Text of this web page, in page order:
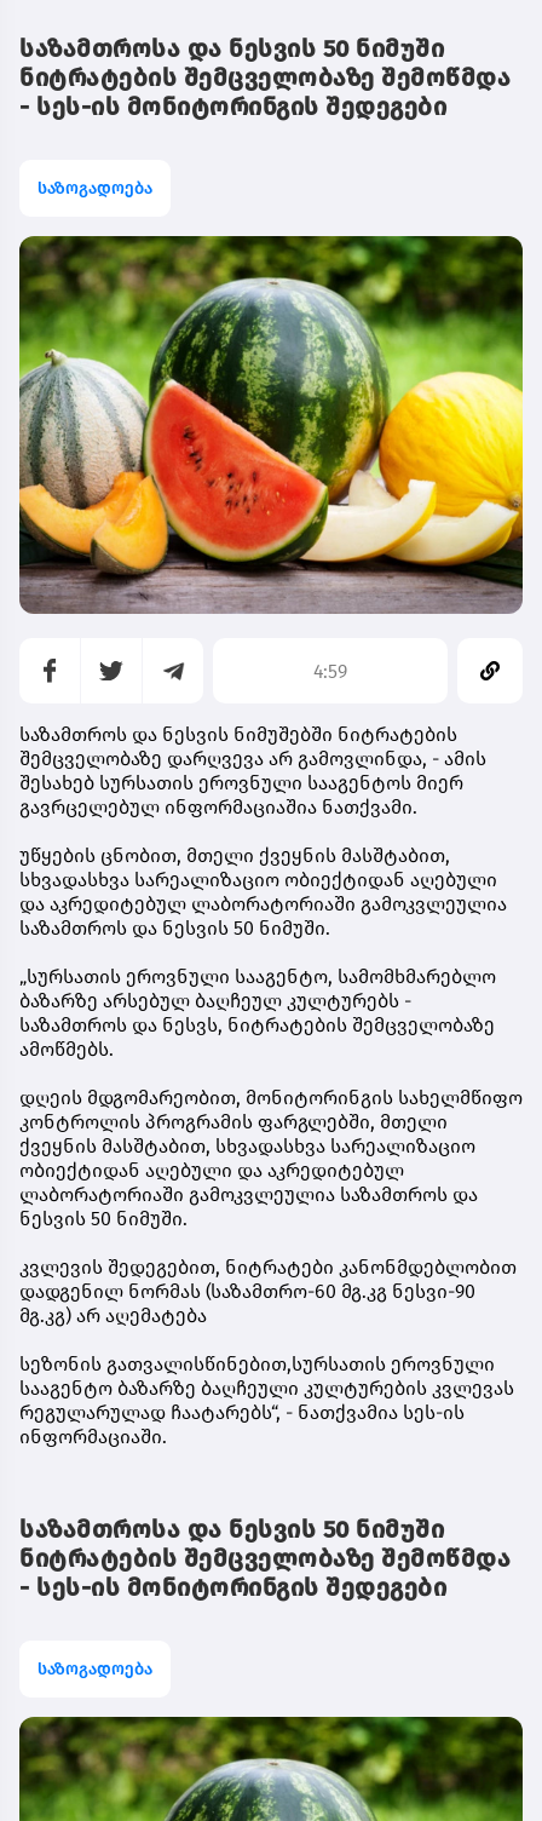
საზამთროსა და ნესვის 50 ნიმუში
ნიტრატების შემცველობაზე შემოწმდა
- სეს-ის მონიტორინგის შედეგები
საზოგადოება
4:59
საზამთროს და ნესვის ნიმუშებში ნიტრატების
შემცველობაზე დარღვევა არ გამოვლინდა, - ამის
შესახებ სურსათის ეროვნული სააგენტოს მიერ
გავრცელებულ ინფორმაციაშია ნათქვამი.
უწყების ცნობით, მთელი ქვეყნის მასშტაბით,
სხვადასხვა სარეალიზაციო ობიექტიდან აღებული
და აკრედიტებულ ლაბორატორიაში გამოკვლეულია
საზამთროს და ნესვის 50 ნიმუში.
„სურსათის ეროვნული სააგენტო, სამომხმარებლო
ბაზარზე არსებულ ბაღჩეულ კულტურებს -
საზამთროს და ნესვს, ნიტრატების შემცველობაზე
ამოწმებს.
დღეის მდგომარეობით, მონიტორინგის სახელმწიფო
კონტროლის პროგრამის ფარგლებში, მთელი
ქვეყნის მასშტაბით, სხვადასხვა სარეალიზაციო
ობიექტიდან აღებული და აკრედიტებულ
ლაბორატორიაში გამოკვლეულია საზამთროს და
ნესვის 50 ნიმუში.
კვლევის შედეგებით, ნიტრატები კანონმდებლობით
დადგენილ ნორმას (საზამთრო-60 მგ.კგ ნესვი-90
მგ.კგ) არ აღემატება
სეზონის გათვალისწინებით,სურსათის ეროვნული
სააგენტო ბაზარზე ბაღჩეული კულტურების კვლევას
რეგულარულად ჩაატარებს“, - ნათქვამია სეს-ის
ინფორმაციაში.
საზამთროსა და ნესვის 50 ნიმუში
ნიტრატების შემცველობაზე შემოწმდა
- სეს-ის მონიტორინგის შედეგები
საზოგადოება